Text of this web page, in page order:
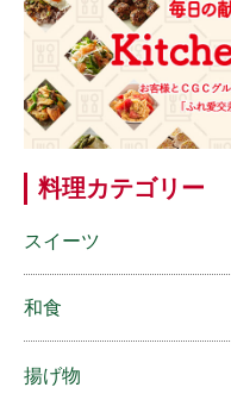
料理カテゴリー
スイーツ
和食
揚げ物